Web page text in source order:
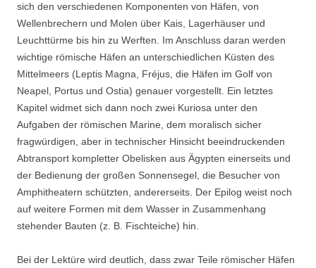
sich den verschiedenen Komponenten von Häfen, von
Wellenbrechern und Molen über Kais, Lagerhäuser und
Leuchttürme bis hin zu Werften. Im Anschluss daran werden
wichtige römische Häfen an unterschiedlichen Küsten des
Mittelmeers (Leptis Magna, Fréjus, die Häfen im Golf von
Neapel, Portus und Ostia) genauer vorgestellt. Ein letztes
Kapitel widmet sich dann noch zwei Kuriosa unter den
Aufgaben der römischen Marine, dem moralisch sicher
fragwürdigen, aber in technischer Hinsicht beeindruckenden
Abtransport kompletter Obelisken aus Ägypten einerseits und
der Bedienung der großen Sonnensegel, die Besucher von
Amphitheatern schützten, andererseits. Der Epilog weist noch
auf weitere Formen mit dem Wasser in Zusammenhang
stehender Bauten (z. B. Fischteiche) hin.
Bei der Lektüre wird deutlich, dass zwar Teile römischer Häfen